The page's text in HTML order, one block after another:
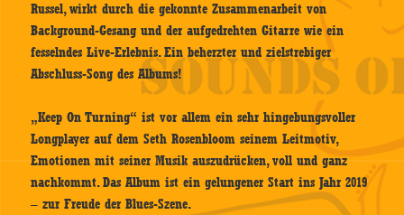
Russel, wirkt durch die gekonnte Zusammenarbeit von
Background-Gesang und der aufgedrehten Gitarre wie ein
fesselndes Live-Erlebnis. Ein beherzter und zielstrebiger
Abschluss-Song des Albums!
„Keep On Turning“ ist vor allem ein sehr hingebungsvoller
Longplayer auf dem Seth Rosenbloom seinem Leitmotiv,
Emotionen mit seiner Musik auszudrücken, voll und ganz
nachkommt. Das Album ist ein gelungener Start ins Jahr 2019
– zur Freude der Blues-Szene.